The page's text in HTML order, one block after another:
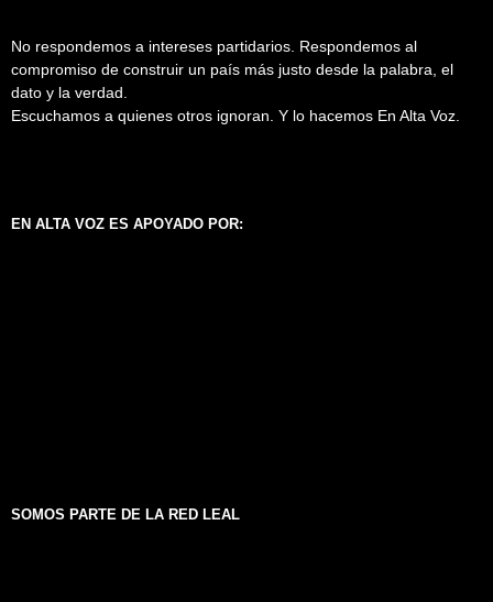
No respondemos a intereses partidarios. Respondemos al
compromiso de construir un país más justo desde la palabra, el
dato y la verdad.
Escuchamos a quienes otros ignoran. Y lo hacemos En Alta Voz.
EN ALTA VOZ ES APOYADO POR:
SOMOS PARTE DE LA RED LEAL